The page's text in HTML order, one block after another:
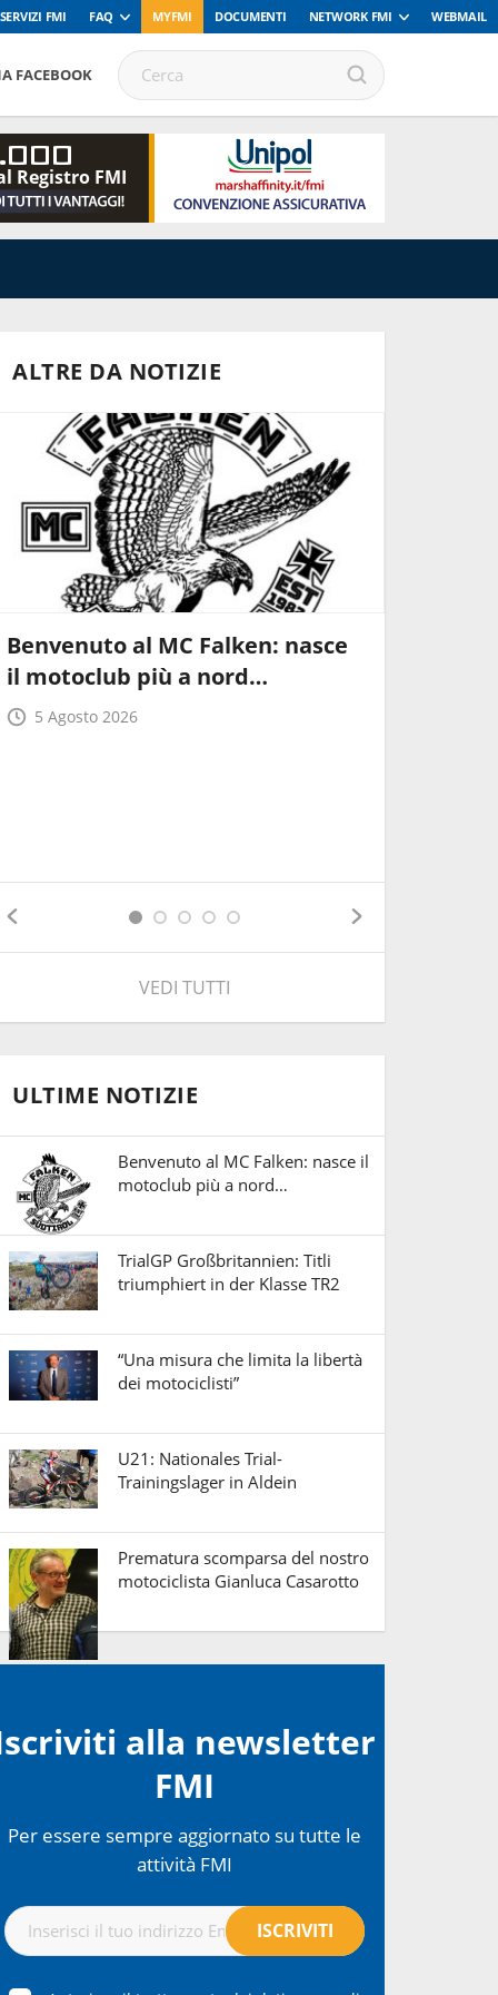
SERVIZI FMI FAQ MYFMI DOCUMENTI NETWORK FMI WEBMAIL
FACEBOOK
Registro FMI
ALTRE DA NOTIZIE
Benvenuto al MC Falken: nasce
il motoclub più a nord…
5 Agosto 2026
VEDI TUTTI
ULTIME NOTIZIE
Benvenuto al MC Falken: nasce il
motoclub più a nord…
TrialGP Großbritannien: Titli
triumphiert in der Klasse TR2
“Una misura che limita la libertà
dei motociclisti”
U21: Nationales Trial-
Trainingslager in Aldein
Prematura scomparsa del nostro
motociclista Gianluca Casarotto
alla newsletter
FMI
Per essere sempre aggiornato su tutte le
attività FMI